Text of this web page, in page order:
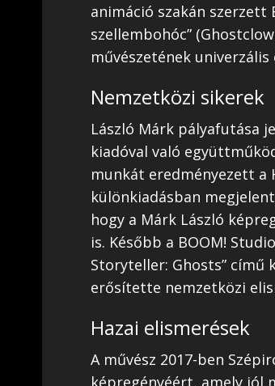
animáció szakán szerzett
szellembohóc”
művészetének
Nemzetközi sikerek
László Márk pályafutása
kiadóval való
munkát eredményezett a
különkiadásban
hogy a Márk László
is. Később a BOOM!
Storyteller: Ghosts”
erősítette nemzetközi
Hazai elismerések
A művész 2017-ben